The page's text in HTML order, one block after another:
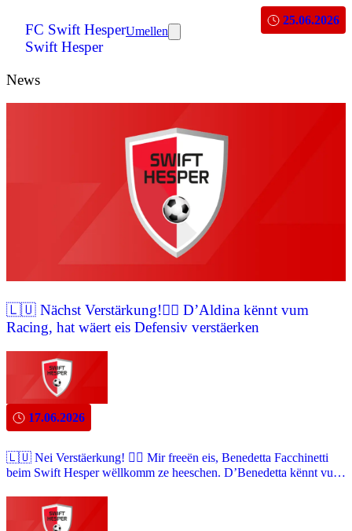
FC Swift Hesper
Swift Hesper
Umellen
News
25.06.2026
🇱🇺 Nächst Verstärkung!✍🏼 D’Aldina kënnt vum
Racing, hat wäert eis Defensiv verstäerken
17.06.2026
🇱🇺 Nei Verstäerkung! ✍🏼 Mir freeën eis, Benedetta Facchinetti
beim Swift Hesper wëllkomm ze heeschen. D’Benedetta kënnt vum